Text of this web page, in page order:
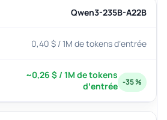
Qwen3-235B-A22B
0,40 $ / 1M de tokens d’entrée
~0,26 $ / 1M de tokens
d’entrée -35 %